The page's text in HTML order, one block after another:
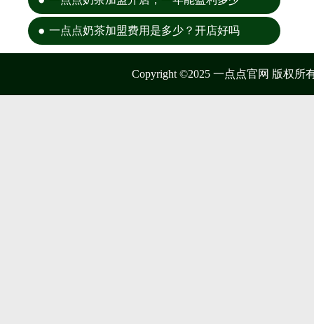
一点点奶茶加盟费用是多少？开店好吗
Copyright ©2025 一点点官网 版权所